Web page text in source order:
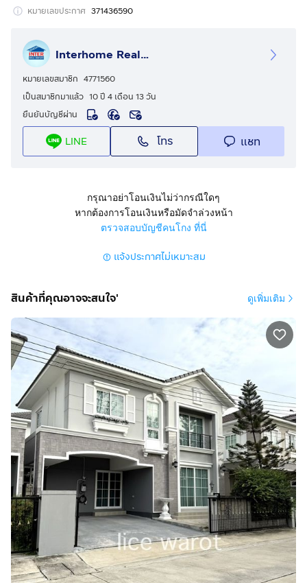
ที่ตั้ง : หมู่บ้านโกลเด้นนีโอ ศิริราช-ราชพฤกษ์ ถ.ราชพฤกษ์
รายละเอียด
ใกล้โรงพยาบาลศิริราช ใกล้ Kensington International
School
หมู่บ้านโกลเด้น นีโอ ศิริราช-ราชพฤกษ์ (Golden Neo
Siriraj-Ratchapruek) ขายบ้านเเฝด 2 ชั้น
จรัญสนิทวงศ์ ถนนพรานนก-พุทธมณฑลสาย4 แขวงบางขุน
ศรี เขตบางกอกน้อย กรุงเทพมหานคร
มีที่จอดรถ 2 คัน แอร์ 4 ตัว มุ้งลวด ม่าน
การตกแต่ง :
บ้านตกแต่งสวยพร้อมเข้าอยู่
แถมบิวท์อินและเฟอร์นิเจอร์ทั้งหมด
ต่อเติมครัว พร้อมเคาน์เตอร์อย่างดี
มีห้องกั้นแยกโซนซักล้าง เป็นสัดส่วน
ต่อเติมหลังคาโรงจอดรถแล้ว พร้อม Wall Charger รถไฟฟ้า
1 ชุด
ห้องนอนชั้นบนมี 3 ห้อง
ห้องนอนมีห้องน้ำในตัว 2 ห้อง
ชั้นล่างมี 1 ห้องนอน สามารถทำเป็นห้องทำงาน หรือห้องเก็บ
ของได้
ทำเลดีสถานที่ใกล้เคียง :
ใกล้โรงพยาบาลศิริราช
ใกล้ Kensington International School
ฟู้ดวิลล่า ราชพฤกษ์
เดอะเซอร์เคิล ราชพฤกษ์
เซ็นทรัล เวสต์วิลล์
หมายเลขประกาศ 371436590
Interhome Realty Estate
หมายเลขสมาชิก 4771560
เป็นสมาชิกมาแล้ว 10 ปี 4 เดือน 13 วัน
ยืนยันบัญชีผ่าน
LINE โทร แชท
กรุณาอย่าโอนเงินไม่ว่ากรณีใดๆ
หากต้องการโอนเงินหรือมัดจำล่วงหน้า
ตรวจสอบบัญชีคนโกง ที่นี่
แจ้งประกาศไม่เหมาะสม
สินค้าที่คุณอาจจะสนใจ' ดูเพิ่มเติม